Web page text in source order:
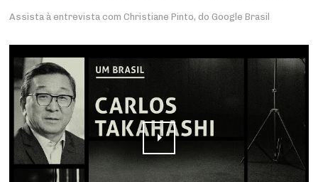
Assista à entrevista com Christiane Pinto, do Google Brasil